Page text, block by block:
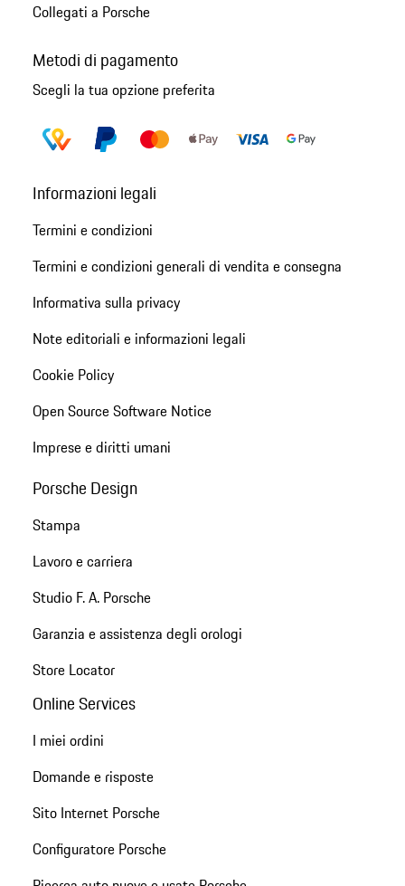
Collegati a Porsche
Metodi di pagamento
Scegli la tua opzione preferita
Informazioni legali
Termini e condizioni
Termini e condizioni generali di vendita e consegna
Informativa sulla privacy
Note editoriali e informazioni legali
Cookie Policy
Open Source Software Notice
Imprese e diritti umani
Porsche Design
Stampa
Lavoro e carriera
Studio F. A. Porsche
Garanzia e assistenza degli orologi
Store Locator
Online Services
I miei ordini
Domande e risposte
Sito Internet Porsche
Configuratore Porsche